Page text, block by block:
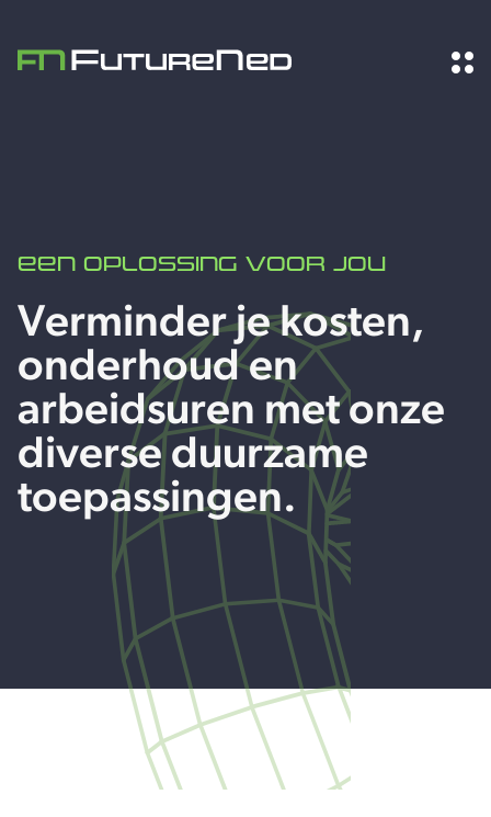
een oplossing voor jou
Verminder je kosten,
onderhoud en
arbeidsuren met onze
diverse duurzame
toepassingen.